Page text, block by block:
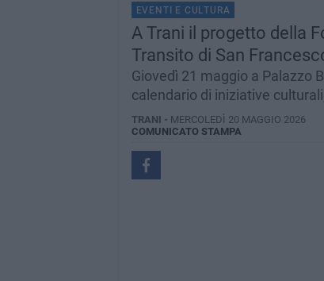
EVENTI E CULTURA
A Trani il progetto della
Transito di San
Giovedì 21 maggio a Palazzo
calendario di iniziative
TRANI - MERCOLEDÌ 20 MAGGIO 2026
COMUNICATO STAMPA